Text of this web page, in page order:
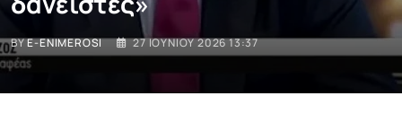
BYE-ENIMEROSI 27 ΙΟΥΝΊΟΥ 2026 13:37